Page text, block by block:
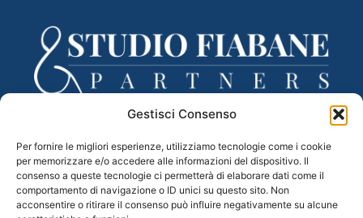
Gestisci Consenso
Per fornire le migliori esperienze, utilizziamo tecnologie come i cookie
per memorizzare e/o accedere alle informazioni del dispositivo. Il
consenso a queste tecnologie ci permetterà di elaborare dati come il
comportamento di navigazione o ID unici su questo sito. Non
acconsentire o ritirare il consenso può influire negativamente su alcune
tel. 0422 433332 – fax 0422 433335
Mail –segreteria@studiofiabane.it
PEC –fiabane.partners@legalmail.it
C.F. e P.IVA 04983110265